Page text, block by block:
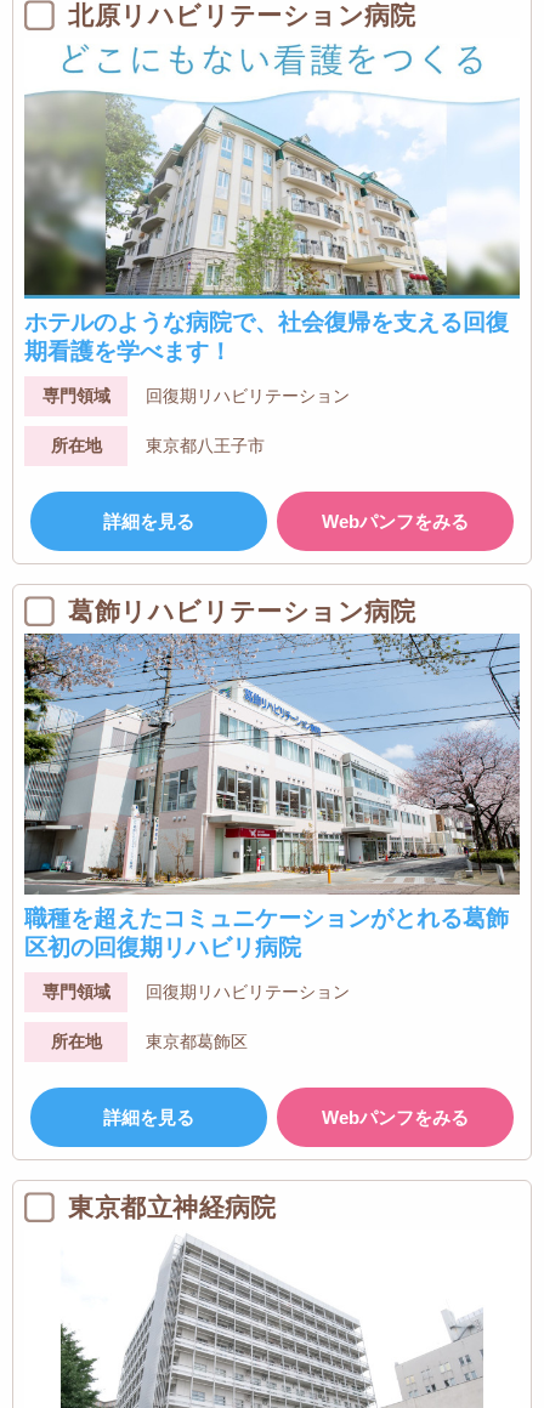
北原リハビリテーション病院
ホテルのような病院で、社会復帰を支える回復
期看護を学べます！
専門領域 回復期リハビリテーション
所在地 東京都八王子市
詳細を見る Webパンフをみる
葛飾リハビリテーション病院
職種を超えたコミュニケーションがとれる葛飾
区初の回復期リハビリ病院
専門領域 回復期リハビリテーション
所在地 東京都葛飾区
詳細を見る Webパンフをみる
東京都立神経病院